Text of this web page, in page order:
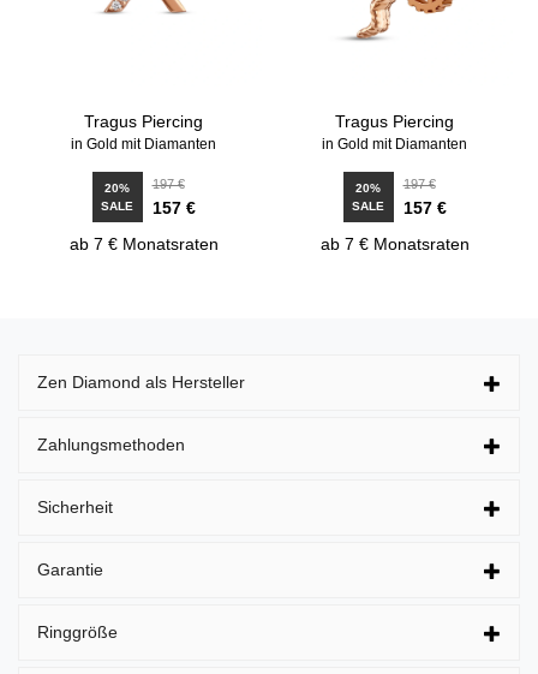
Tragus Piercing
in Gold mit Diamanten
20%
SALE
197 €
157 €
ab 7 € Monatsraten
Tragus Piercing
in Gold mit Diamanten
20%
SALE
197 €
157 €
ab 7 € Monatsraten
Zen Diamond als Hersteller
Zahlungsmethoden
Sicherheit
Garantie
Ringgröße